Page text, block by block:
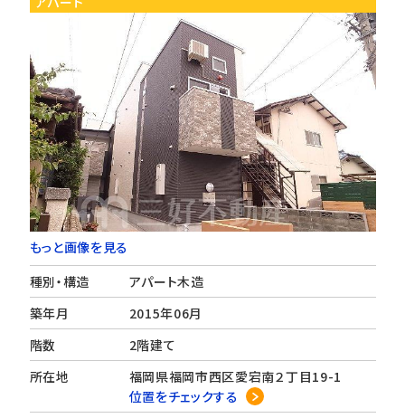
もっと画像を見る
種別・構造
アパート木造
築年月
2015年06月
階数
2階建て
所在地
福岡県福岡市西区愛宕南２丁目19-1
位置をチェックする